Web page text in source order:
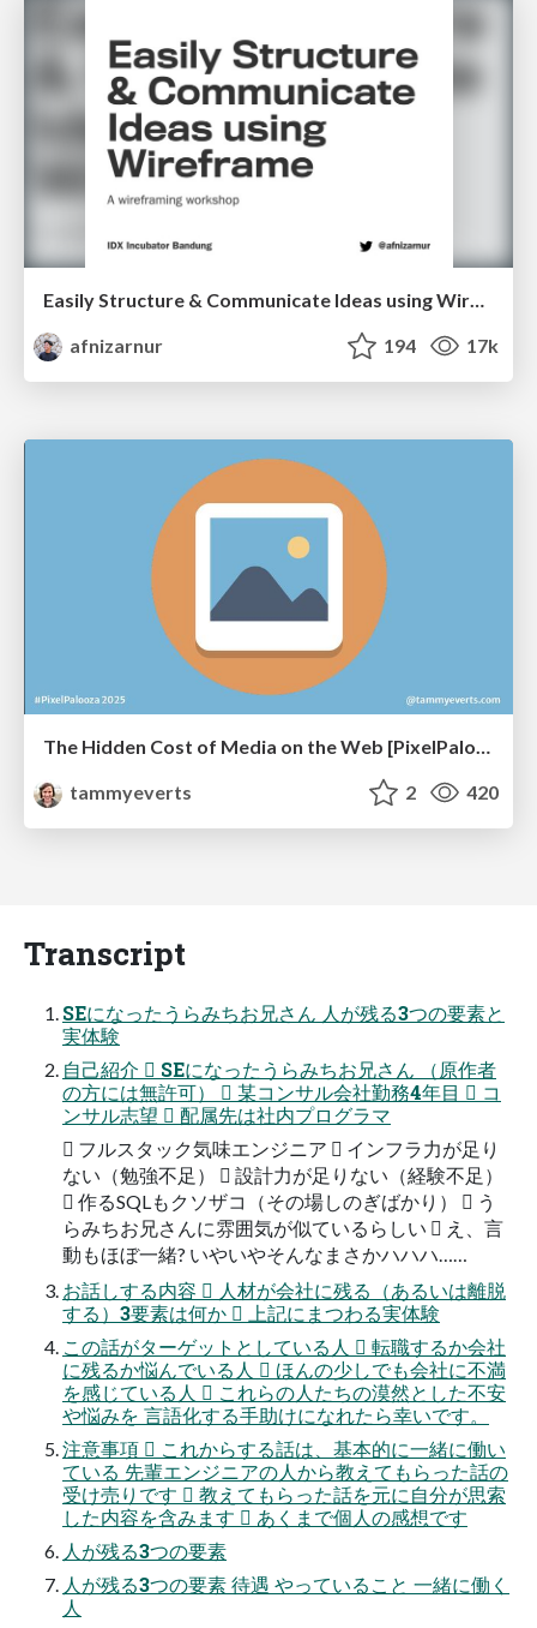
Easily Structure & Communicate Ideas using Wireframe
afnizarnur
194 17k
The Hidden Cost of Media on the Web [PixelPalooza 2025]
tammyeverts
2 420
Transcript
SEになったうらみちお兄さん 人が残る3つの要素と
実体験
自己紹介  SEになったうらみちお兄さん （原作者
の方には無許可）  某コンサル会社勤務4年目  コ
ンサル志望  配属先は社内プログラマ
 フルスタック気味エンジニア  インフラ力が足り
ない（勉強不足）  設計力が足りない（経験不足）
 作るSQLもクソザコ（その場しのぎばかり）  う
らみちお兄さんに雰囲気が似ているらしい  え、言
動もほぼ一緒? いやいやそんなまさかハハハ……
お話しする内容  人材が会社に残る（あるいは離脱
する）3要素は何か  上記にまつわる実体験
この話がターゲットとしている人  転職するか会社
に残るか悩んでいる人  ほんの少しでも会社に不満
を感じている人  これらの人たちの漠然とした不安
や悩みを 言語化する手助けになれたら幸いです。
注意事項  これからする話は、基本的に一緒に働い
ている 先輩エンジニアの人から教えてもらった話の
受け売りです  教えてもらった話を元に自分が思索
した内容を含みます  あくまで個人の感想です
人が残る3つの要素
人が残る3つの要素 待遇 やっていること 一緒に働く
人